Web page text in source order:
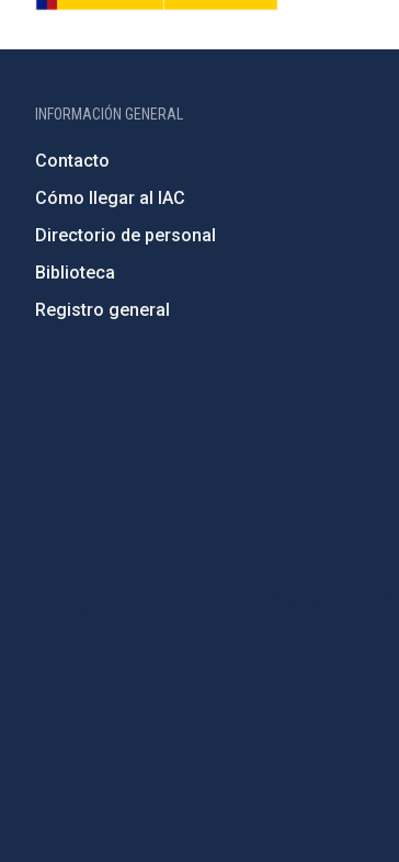
INFORMACIÓN GENERAL
Contacto
Cómo llegar al IAC
Directorio de personal
Biblioteca
Registro general